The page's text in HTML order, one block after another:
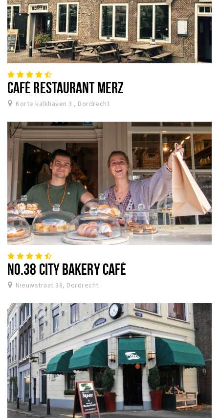
CAFÉ RESTAURANT MERZ
Korte kalkhaven 3 , Dordrecht
NO.38 CITY BAKERY CAFÉ
Nieuwstraat 38, Dordrecht